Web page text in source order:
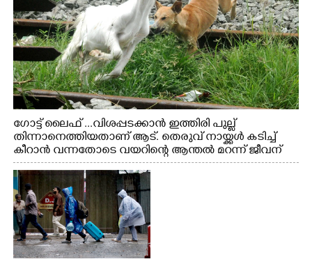
ഗോട്ട് ലൈഫ് ...വിശപ്പടക്കാൻ ഇത്തിരി പുല്ല്
തിന്നാനെത്തിയതാണ് ആട്. തെരുവ് നായ്ക്കൾ കടിച്ച്
കീറാൻ വന്നതോടെ വയറിന്റെ ആന്തൽ മറന്ന് ജീവന്
വേണ്ടിയായി ഓട്ടം. എറണാകുളം വാത്തുരുത്തിയിൽ
നിന്നുള്ള കാഴ്ച